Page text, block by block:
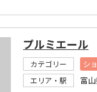
プルミエール
カテゴリー シ
エリア・駅
富